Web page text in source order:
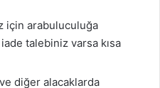
için arabuluculuğa
talebiniz varsa kısa
diğer alacaklarda